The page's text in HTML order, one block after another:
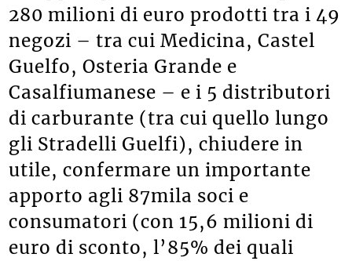
280 milioni di euro prodotti tra i 49
negozi – tra cui Medicina, Castel
Guelfo, Osteria Grande e
Casalfiumanese – e i 5 distributori
di carburante (tra cui quello lungo
gli Stradelli Guelfi), chiudere in
utile, confermare un importante
apporto agli 87mila soci e
consumatori (con 15,6 milioni di
euro di sconto, l’85% dei quali